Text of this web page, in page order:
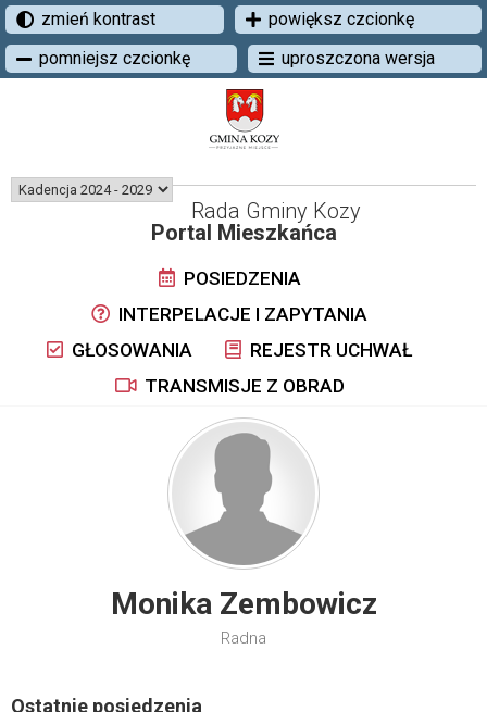
zmień kontrast
powiększ czcionkę
pomniejsz czcionkę
uproszczona wersja
Rada Gminy Kozy
Portal Mieszkańca
POSIEDZENIA
INTERPELACJE I ZAPYTANIA
GŁOSOWANIA
REJESTR UCHWAŁ
TRANSMISJE Z OBRAD
Monika Zembowicz
Radna
Ostatnie posiedzenia